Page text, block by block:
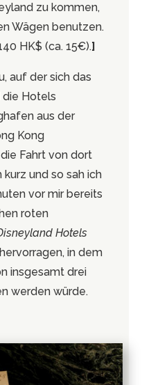
zu kommen,
Wägen benutzen.
HK$ (ca. 15€).]
auf der sich das
die Hotels
aus der
Kong
Fahrt von dort
und so sah ich
vor mir bereits
roten
Hotels
in dem
insgesamt drei
werden würde.